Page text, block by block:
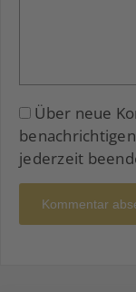
Über neue
jederzeit
Kommentar